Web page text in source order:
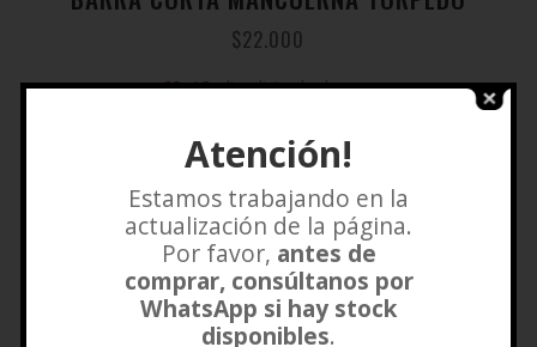
$22.000
Añadir a lista de deseos
Atención!
Estamos trabajando en la
actualización de la página.
Por favor, antes de
comprar, consúltanos por
WhatsApp si hay stock
disponibles.